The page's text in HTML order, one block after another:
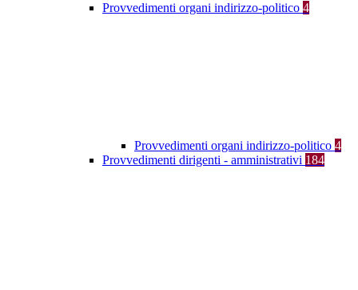
Provvedimenti organi indirizzo-politico 4
Provvedimenti organi indirizzo-politico 4
Provvedimenti dirigenti - amministrativi 184